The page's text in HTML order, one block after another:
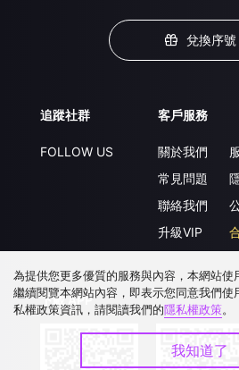
兌換序號
追蹤社群
FOLLOW US
客戶服務
關於我們
常見問題
聯絡我們
升級VIP
下載 APP
為提供您更多優質的服務與內容，本網站
繼續閱覽本網站內容，即表示您同意我們
私權政策資訊，請閱讀我們的隱私權政策。
我知道了